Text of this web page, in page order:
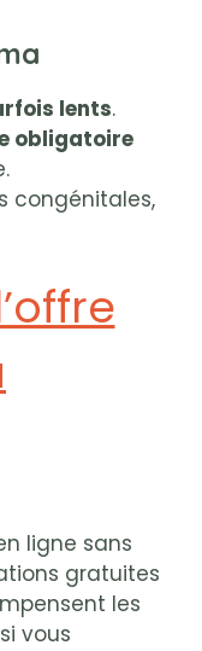
lents.
obligatoire
congénitales,
ligne sans
gratuites
les
vous